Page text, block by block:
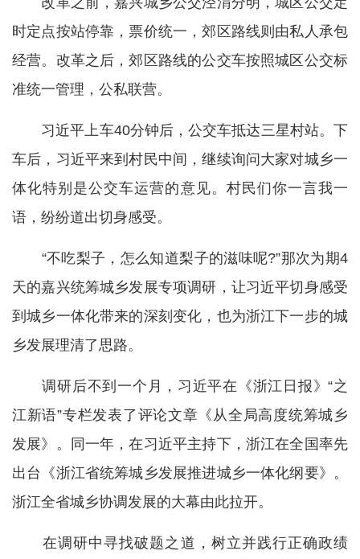
时定点按站停靠，票价统一，郊区路线则由私人承包
经营。改革之后，郊区路线的公交车按照城区公交标
准统一管理，公私联营。
习近平上车40分钟后，公交车抵达三星村站。下
车后，习近平来到村民中间，继续询问大家对城乡一
体化特别是公交车运营的意见。村民们你一言我一
语，纷纷道出切身感受。
“不吃梨子，怎么知道梨子的滋味呢?”那次为期4
天的嘉兴统筹城乡发展专项调研，让习近平切身感受
到城乡一体化带来的深刻变化，也为浙江下一步的城
乡发展理清了思路。
调研后不到一个月，习近平在《浙江日报》“之
江新语”专栏发表了评论文章《从全局高度统筹城乡
发展》。同一年，在习近平主持下，浙江在全国率先
出台《浙江省统筹城乡发展推进城乡一体化纲要》。
浙江全省城乡协调发展的大幕由此拉开。
在调研中寻找破题之道，树立并践行正确政绩